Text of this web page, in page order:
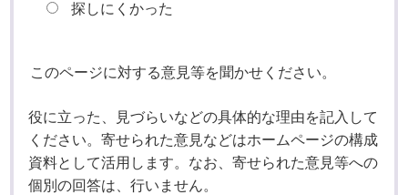
探しにくかった
このページに対する意見等を聞かせください。
役に立った、見づらいなどの具体的な理由を記入して
ください。寄せられた意見などはホームページの構成
資料として活用します。なお、寄せられた意見等への
個別の回答は、行いません。